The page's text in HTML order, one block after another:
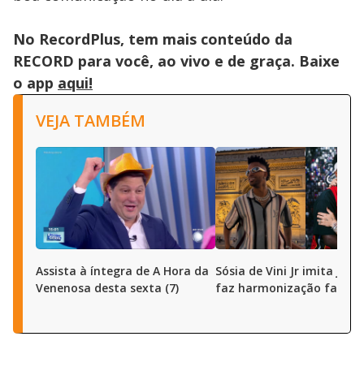
No RecordPlus, tem mais conteúdo da
RECORD para você, ao vivo e de graça. Baixe
o app aqui!
VEJA TAMBÉM
Assista à íntegra de A Hora da
Venenosa desta sexta (7)
Sósia de Vini Jr imita
faz harmonização facial